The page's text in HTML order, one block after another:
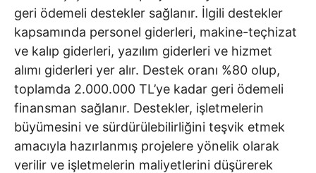
geri ödemeli destekler sağlanır. İlgili destekler
kapsamında personel giderleri, makine-teçhizat
ve kalıp giderleri, yazılım giderleri ve hizmet
alımı giderleri yer alır. Destek oranı %80 olup,
toplamda 2.000.000 TL’ye kadar geri ödemeli
finansman sağlanır. Destekler, işletmelerin
büyümesini ve sürdürülebilirliğini teşvik etmek
amacıyla hazırlanmış projelere yönelik olarak
verilir ve işletmelerin maliyetlerini düşürerek